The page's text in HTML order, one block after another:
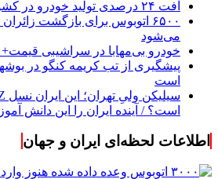
افت ۲۴ درصدی تولید خودرو در کشور
۶۵۰۰ اتوبوس برای بازگشت
می‌شود
خودرو بی‌مهابا در سراشیبی
پیشگیری از تب کریمه کنگو در
است
است؟ / آینده ایران را این دانش
اطلاعات لحظه‌ای ایران و جهان